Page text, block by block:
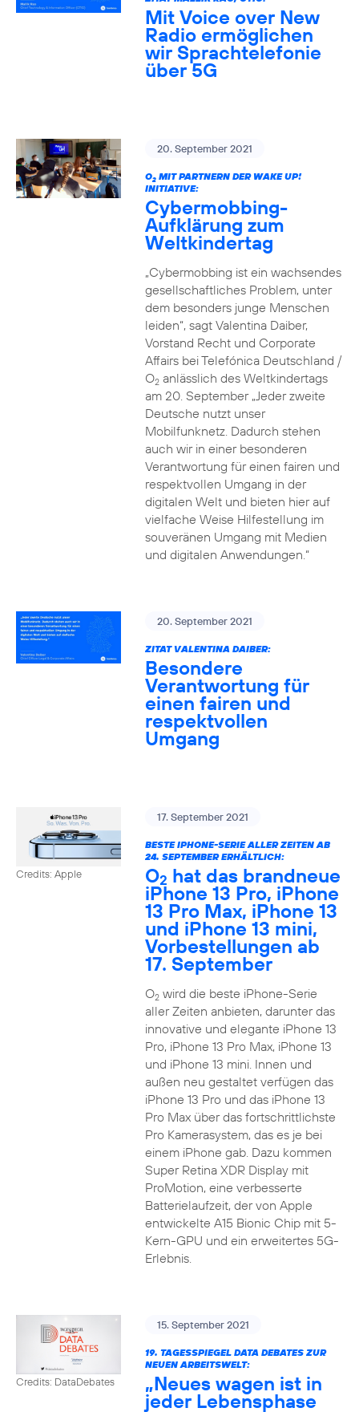
Mit Voice over New
Radio ermöglichen
wir Sprachtelefonie
über 5G
20. September 2021
O2MIT PARTNERN DER WAKE UP!
INITIATIVE:
Cybermobbing-
Aufklärung zum
Weltkindertag
„Cybermobbing ist ein wachsendes
gesellschaftliches Problem, unter
dem besonders junge Menschen
leiden“, sagt Valentina Daiber,
Vorstand Recht und Corporate
Affairs bei Telefónica Deutschland /
O2anlässlich des Weltkindertags
am 20. September „Jeder zweite
Deutsche nutzt unser
Mobilfunknetz. Dadurch stehen
auch wir in einer besonderen
Verantwortung für einen fairen und
respektvollen Umgang in der
digitalen Welt und bieten hier auf
vielfache Weise Hilfestellung im
souveränen Umgang mit Medien
und digitalen Anwendungen.“
20. September 2021
ZITAT VALENTINA DAIBER:
Besondere
Verantwortung für
einen fairen und
respektvollen
Umgang
Credits: Apple
17. September 2021
BESTE IPHONE-SERIE ALLER ZEITEN AB
24. SEPTEMBER ERHÄLTLICH:
O2 hat das brandneue
iPhone 13 Pro, iPhone
13 Pro Max, iPhone 13
und iPhone 13 mini,
Vorbestellungen ab
17. September
O2wird die beste iPhone-Serie
aller Zeiten anbieten, darunter das
innovative und elegante iPhone 13
Pro, iPhone 13 Pro Max, iPhone 13
und iPhone 13 mini. Innen und
außen neu gestaltet verfügen das
iPhone 13 Pro und das iPhone 13
Pro Max über das fortschrittlichste
Pro Kamerasystem, das es je bei
einem iPhone gab. Dazu kommen
Super Retina XDR Display mit
ProMotion, eine verbesserte
Batterielaufzeit, der von Apple
entwickelte A15 Bionic Chip mit 5-
Kern-GPU und ein erweitertes 5G-
Erlebnis.
Credits: DataDebates
15. September 2021
19. TAGESSPIEGEL DATA DEBATES ZUR
NEUEN ARBEITSWELT:
„Neues wagen ist in
jeder Lebensphase